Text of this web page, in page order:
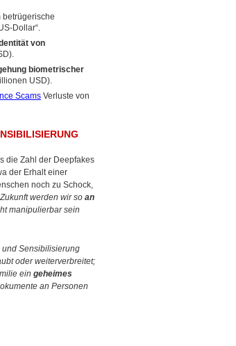
betrügerische
Dollar“.
von
biometrischer
USD).
Scams Verluste von
die Zahl der Deepfakes
der Erhalt einer
noch zu Schock,
werden wir so an
manipulierbar sein
und Sensibilisierung
oder weiterverbreitet;
ein geheimes
an Personen